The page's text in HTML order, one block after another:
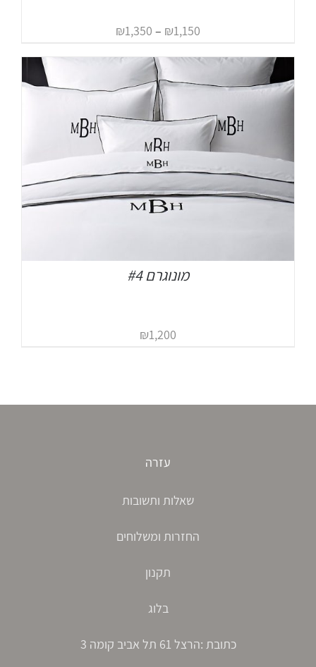
₪1,150
–
₪1,350
מונוגרם #4
₪1,200
עזרה
שאלות ותשובות
החזרות ומשלוחים
תקנון
בלוג
כתובת :הרצל 61 תל אביב קומה 3